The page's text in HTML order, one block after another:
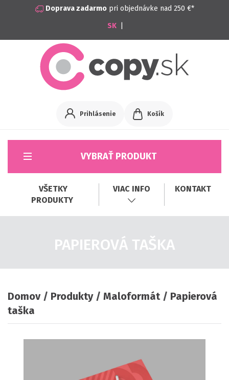
Doprava zadarmopri objednávke nad 250 €*
Prihlásenie Košík
VYBRAŤ PRODUKT
VŠETKY
PRODUKTY
VIAC INFO KONTAKT
PAPIEROVÁ TAŠKA
Domov Produkty Maloformát
Papierová
taška